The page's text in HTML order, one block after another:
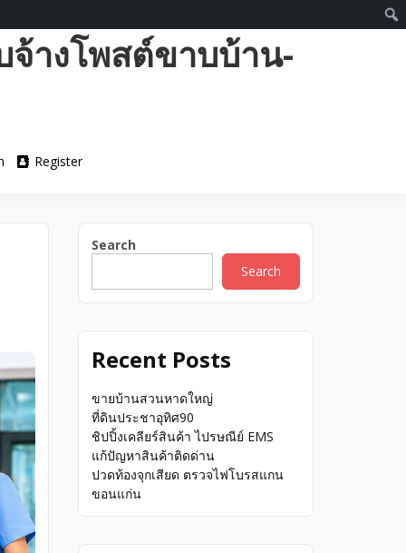
างโพสต์ขาบบ้าน-
Register
Search
Search
Recent Posts
ขายบ้านสวนหาดใหญ่
ที่ดินประชาอุทิศ90
ชิปปิ้งเคลียร์สินค้า ไปรษณีย์ EMS
แก้ปัญหาสินค้าติดด่าน
ปวดท้องจุกเสียด ตรวจไฟโบรสแกน
ขอนแก่น